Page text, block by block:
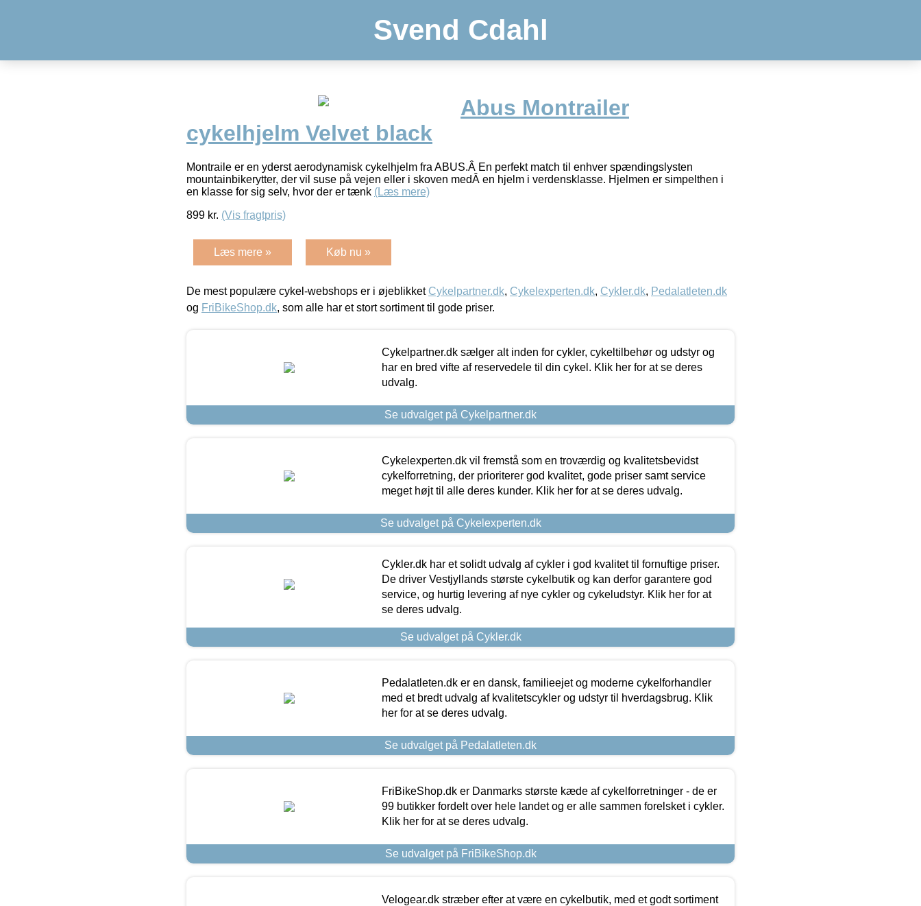
Svend Cdahl
Abus Montrailer
cykelhjelm Velvet black
Montraile er en yderst aerodynamisk cykelhjelm fra ABUS.Â En perfekt match til enhver spændingslysten
mountainbikerytter, der vil suse på vejen eller i skoven medÂ en hjelm i verdensklasse. Hjelmen er simpelthen i
en klasse for sig selv, hvor der er tænk (Læs mere)
899 kr. (Vis fragtpris)
Læs mere » Køb nu »
De mest populære cykel-webshops er i øjeblikket Cykelpartner.dk, Cykelexperten.dk, Cykler.dk, Pedalatleten.dk
og FriBikeShop.dk, som alle har et stort sortiment til gode priser.
Cykelpartner.dk sælger alt inden for cykler, cykeltilbehør og udstyr og
har en bred vifte af reservedele til din cykel. Klik her for at se deres
udvalg.
Se udvalget på Cykelpartner.dk
Cykelexperten.dk vil fremstå som en troværdig og kvalitetsbevidst
cykelforretning, der prioriterer god kvalitet, gode priser samt service
meget højt til alle deres kunder. Klik her for at se deres udvalg.
Se udvalget på Cykelexperten.dk
Cykler.dk har et solidt udvalg af cykler i god kvalitet til fornuftige priser.
De driver Vestjyllands største cykelbutik og kan derfor garantere god
service, og hurtig levering af nye cykler og cykeludstyr. Klik her for at
se deres udvalg.
Se udvalget på Cykler.dk
Pedalatleten.dk er en dansk, familieejet og moderne cykelforhandler
med et bredt udvalg af kvalitetscykler og udstyr til hverdagsbrug. Klik
her for at se deres udvalg.
Se udvalget på Pedalatleten.dk
FriBikeShop.dk er Danmarks største kæde af cykelforretninger - de er
99 butikker fordelt over hele landet og er alle sammen forelsket i cykler.
Klik her for at se deres udvalg.
Se udvalget på FriBikeShop.dk
Velogear.dk stræber efter at være en cykelbutik, med et godt sortiment